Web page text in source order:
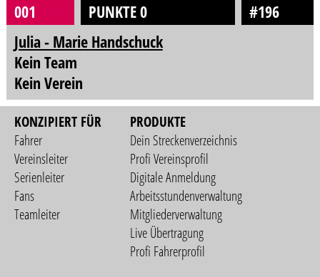
001 PUNKTE 0
#196
Julia - Marie Handschuck
Kein Team
Kein Verein
KONZIPIERT FÜR
Fahrer
Vereinsleiter
Serienleiter
Fans
Teamleiter
PRODUKTE
Dein Streckenverzeichnis
Profi Vereinsprofil
Digitale Anmeldung
Arbeitsstundenverwaltung
Mitgliederverwaltung
Live Übertragung
Profi Fahrerprofil